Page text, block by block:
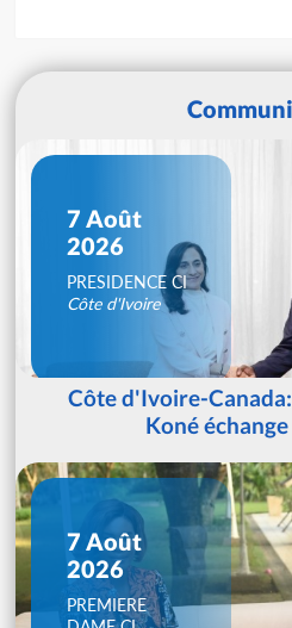
7 Août
2026
PRESIDENCE CI
Côte d'Ivoire
Côte d'Ivoire-
Koné
7 Août
2026
PREMIERE